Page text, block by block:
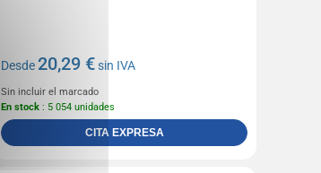
Desde20,29 €sin IVA
Sin incluir el marcado
En stock : 5 054 unidades
CITA EXPRESA